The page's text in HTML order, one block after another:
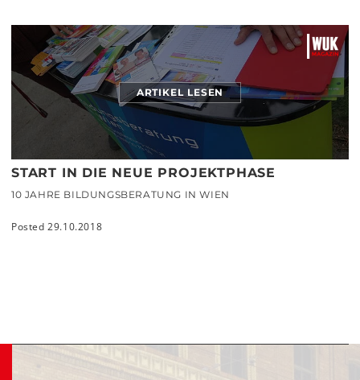
ARTIKEL LESEN
START IN DIE NEUE PROJEKTPHASE
10 JAHRE BILDUNGSBERATUNG IN WIEN
Posted 29.10.2018